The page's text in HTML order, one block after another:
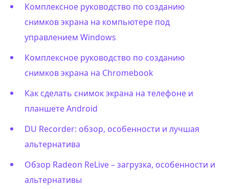
Комплексное руководство по созданию
снимков экрана на компьютере под
управлением Windows
Комплексное руководство по созданию
снимков экрана на Chromebook
Как сделать снимок экрана на телефоне и
планшете Android
DU Recorder: обзор, особенности и лучшая
альтернатива
Обзор Radeon ReLive – загрузка, особенности и
альтернативы